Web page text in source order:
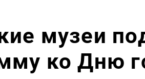
музеи
ко Дню